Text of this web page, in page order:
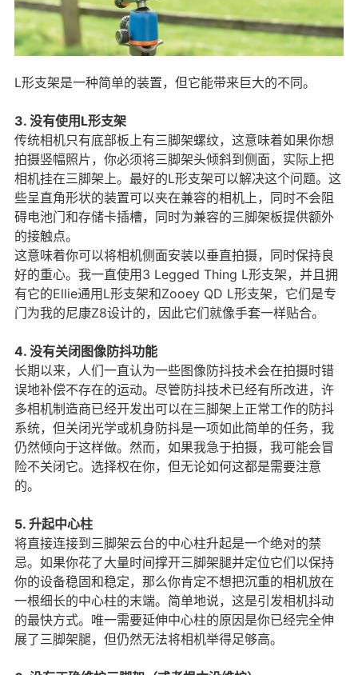
L形支架是一种简单的装置，但它能带来巨大的不同。
3. 没有使用L形支架
传统相机只有底部板上有三脚架螺纹，这意味着如果你想
拍摄竖幅照片，你必须将三脚架头倾斜到侧面，实际上把
相机挂在三脚架上。最好的L形支架可以解决这个问题。这
些呈直角形状的装置可以夹在兼容的相机上，同时不会阻
碍电池门和存储卡插槽，同时为兼容的三脚架板提供额外
的接触点。
这意味着你可以将相机侧面安装以垂直拍摄，同时保持良
好的重心。我一直使用3 Legged Thing L形支架，并且拥
有它的Ellie通用L形支架和Zooey QD L形支架，它们是专
门为我的尼康Z8设计的，因此它们就像手套一样贴合。
4. 没有关闭图像防抖功能
长期以来，人们一直认为一些图像防抖技术会在拍摄时错
误地补偿不存在的运动。尽管防抖技术已经有所改进，许
多相机制造商已经开发出可以在三脚架上正常工作的防抖
系统，但关闭光学或机身防抖是一项如此简单的任务，我
仍然倾向于这样做。然而，如果我急于拍摄，我可能会冒
险不关闭它。选择权在你，但无论如何这都是需要注意
的。
5. 升起中心柱
将直接连接到三脚架云台的中心柱升起是一个绝对的禁
忌。如果你花了大量时间撑开三脚架腿并定位它们以保持
你的设备稳固和稳定，那么你肯定不想把沉重的相机放在
一根细长的中心柱的末端。简单地说，这是引发相机抖动
的最快方式。唯一需要延伸中心柱的原因是你已经完全伸
展了三脚架腿，但仍然无法将相机举得足够高。